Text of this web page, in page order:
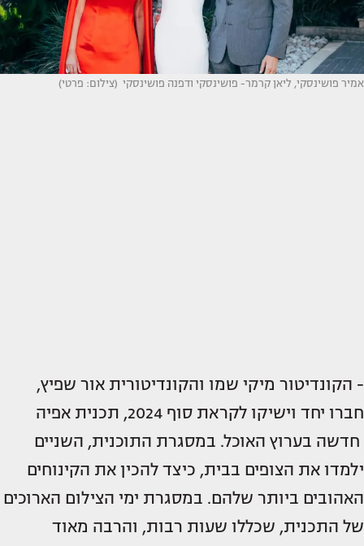
אמיר פושינסקי, ליאן קרמר- פושינסקי ודפנה פושינסקי (צילום: פרטי)
- הקונדיטור מיקי שמו והקונדיטורית אור שפיץ,
חברו יחד וישיקו לקראת סוף 2024, תכנית אפיה
חדשה בערוץ האוכל. במסגרת התוכנית, השניים
ילמדו את הצופים בבית, כיצד להכין את הקינוחים
האהובים ביותר שלהם. במסגרת ימי הצילום הארוכים
של התכנית, שכללו שעות רבות, והרבה מאוד